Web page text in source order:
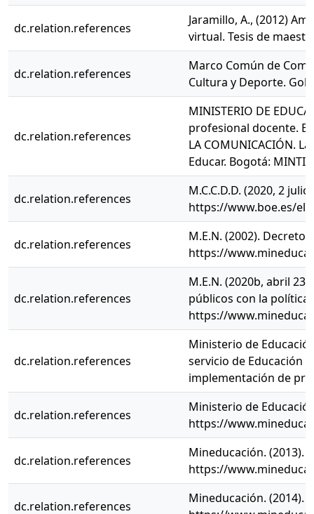
dc.relation.references
Jaramillo, A., (2012)
virtual. Tesis de
dc.relation.references
Marco Común de
Cultura y Deporte.
dc.relation.references
MINISTERIO DE
profesional docente.
LA COMUNICACIÓN.
Educar. Bogotá:
dc.relation.references
M.C.C.D.D. (2020, 2
https://www.boe.es/
dc.relation.references
M.E.N. (2002).
https://
dc.relation.references
M.E.N. (2020b, abril
públicos con la política
https://
dc.relation.references
Ministerio de
servicio de Educación
implementación de
dc.relation.references
Ministerio de
https://
dc.relation.references
Mineducación. (2013).
https://
dc.relation.references
Mineducación. (2014).